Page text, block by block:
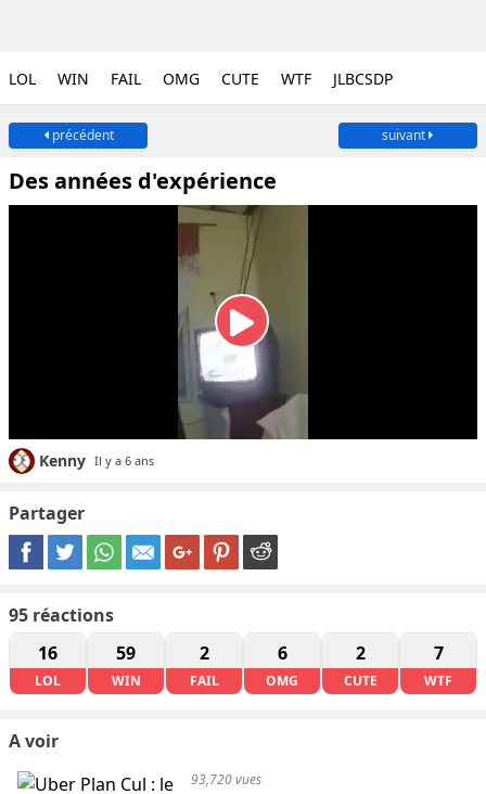
LOL WIN FAIL OMG CUTE WTF JLBCSDP
précédent suivant
Des années d'expérience
Kenny Il y a 6 ans
Partager
95 réactions
16
LOL
59
WIN
2
FAIL
6
OMG
2
CUTE
7
WTF
A voir
93,720 vues